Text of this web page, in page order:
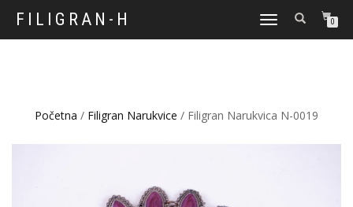
FILIGRAN-H
TOGGLE
0
Početna / Filigran Narukvice / Filigran Narukvica N-0019